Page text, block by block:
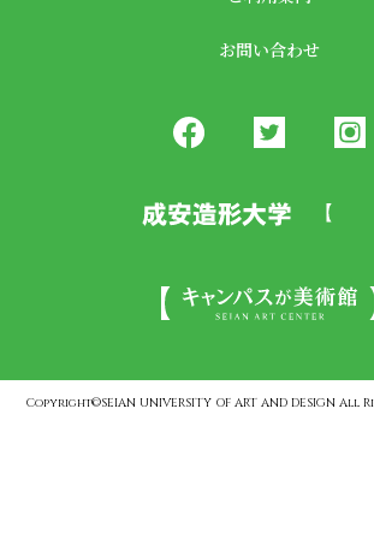
お問い合わせ
Copyright©SEIAN UNIVERSITY OF ART AND DESIGN All